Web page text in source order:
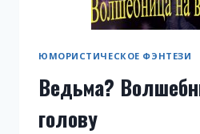
ЮМОРИСТИЧЕСКОЕ ФЭНТЕЗИ
Ведьма?
голову